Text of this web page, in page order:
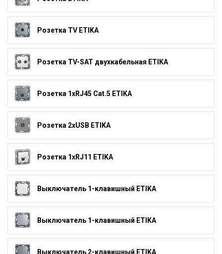
Розетка TV ETIKA
Розетка TV-SAT двухкабельная ETIKA
Розетка 1xRJ45 Cat.5 ETIKA
Розетка 2xUSB ETIKA
Розетка 1xRJ11 ETIKA
Выключатель 1-клавишный ETIKA
Выключатель 1-клавишный ETIKA
Выключатель 2-клавишный ETIKA